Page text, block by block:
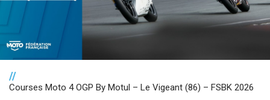
//
Courses Moto 4 OGP By Motul – Le Vigeant (86) – FSBK 2026